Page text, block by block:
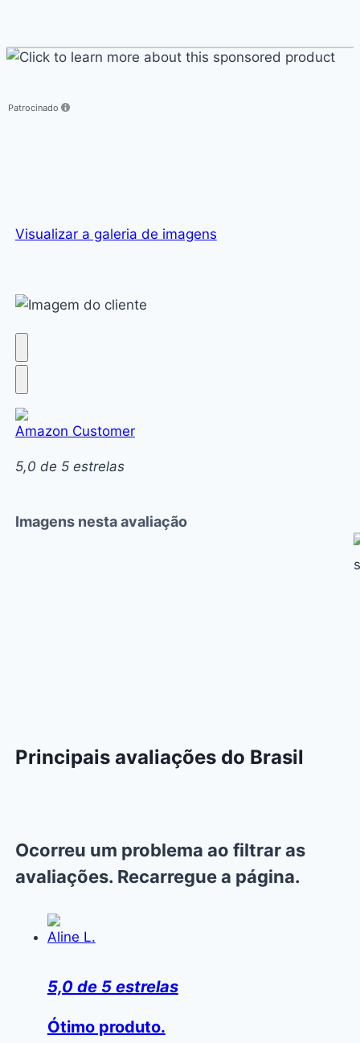
to
more
Patrocinado
Visualizar a galeria de imagens
Amazon Customer
5,0 de 5 estrelas
Imagens nesta avaliação
Principais avaliações do Brasil
Ocorreu um problema ao filtrar as
avaliações. Recarregue a página.
Aline L.
5,0 de 5 estrelas
Ótimo produto.